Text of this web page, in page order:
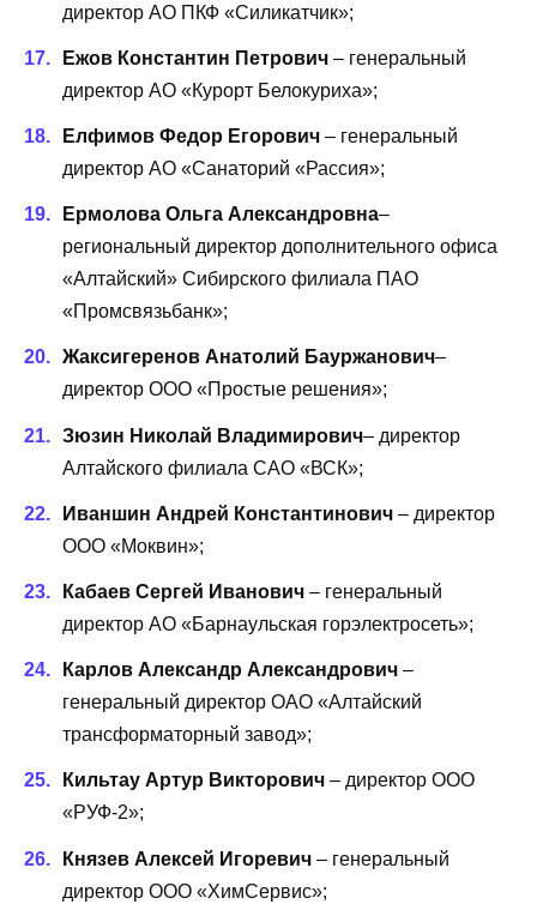
директор АО ПКФ «Силикатчик»;
Ежов Константин Петрович – генеральный
директор АО «Курорт Белокуриха»;
Елфимов Федор Егорович – генеральный
директор АО «Санаторий «Рассия»;
Ермолова Ольга Александровна–
региональный директор дополнительного офиса
«Алтайский» Сибирского филиала ПАО
«Промсвязьбанк»;
Жаксигеренов Анатолий Бауржанович–
директор ООО «Простые решения»;
Зюзин Николай Владимирович– директор
Алтайского филиала САО «ВСК»;
Иваншин Андрей Константинович – директор
ООО «Моквин»;
Кабаев Сергей Иванович – генеральный
директор АО «Барнаульская горэлектросеть»;
Карлов Александр Александрович –
генеральный директор ОАО «Алтайский
трансформаторный завод»;
Кильтау Артур Викторович – директор ООО
«РУФ-2»;
Князев Алексей Игоревич – генеральный
директор ООО «ХимСервис»;